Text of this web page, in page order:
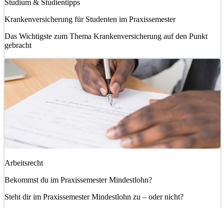
Studium & Studientipps
Krankenversicherung für Studenten im Praxissemester
Das Wichtigste zum Thema Krankenversicherung auf den Punkt
gebracht
Arbeitsrecht
Bekommst du im Praxissemester Mindestlohn?
Steht dir im Praxissemester Mindestlohn zu – oder nicht?